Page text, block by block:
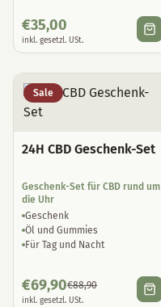
€35,00
inkl. gesetzl. USt.
Sale
24H CBD Geschenk-Set
Geschenk-Set für CBD rund um
die Uhr
Geschenk
Öl und Gummies
Für Tag und Nacht
€69,90€88,90
inkl. gesetzl. USt.